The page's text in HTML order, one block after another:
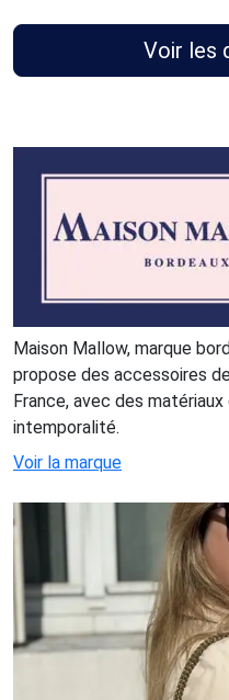
Voir les
Maison Mallow, marque
propose des accessoires
France, avec des
intemporalité.
Voir la marque